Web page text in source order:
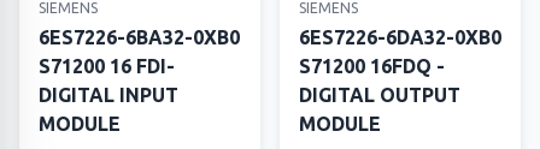
SIEMENS
6ES7226-6BA32-0XB0
S71200 16 FDI-
DIGITAL INPUT
MODULE
SIEMENS
6ES7226-6DA32-0XB0
S71200 16FDQ -
DIGITAL OUTPUT
MODULE